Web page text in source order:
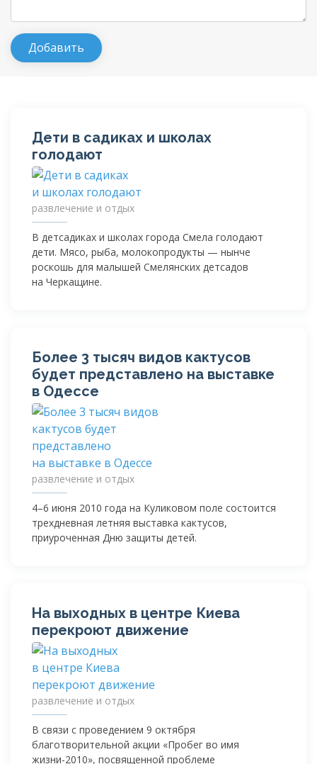
Дети в садиках и школах
голодают
развлечение и отдых
В детсадиках и школах города Смела голодают
дети. Мясо, рыба, молокопродукты — нынче
роскошь для малышей Смелянских детсадов
на Черкащине.
Более 3 тысяч видов кактусов
будет представлено на выставке
в Одессе
развлечение и отдых
4–6 июня 2010 года на Куликовом поле состоится
трехдневная летняя выставка кактусов,
приуроченная Дню защиты детей.
На выходных в центре Киева
перекроют движение
развлечение и отдых
В связи с проведением 9 октября
благотворительной акции «Пробег во имя
жизни-2010», посвященной проблеме